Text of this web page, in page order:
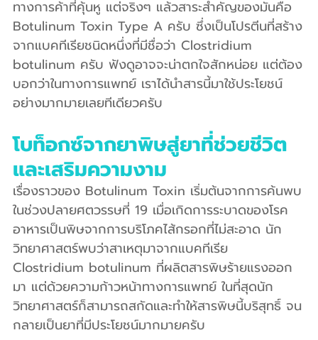
ทางการค้าที่คุ้นหู แต่จริงๆ แล้วสาระสำคัญของมันคือ
Botulinum Toxin Type A ครับ ซึ่งเป็นโปรตีนที่สร้าง
จากแบคทีเรียชนิดหนึ่งที่มีชื่อว่า Clostridium
botulinum ครับ ฟังดูอาจจะน่าตกใจสักหน่อย แต่ต้อง
บอกว่าในทางการแพทย์ เราได้นำสารนี้มาใช้ประโยชน์
อย่างมากมายเลยทีเดียวครับ
โบท็อกซ์จากยาพิษสู่ยาที่ช่วยชีวิต
และเสริมความงาม
เรื่องราวของ Botulinum Toxin เริ่มต้นจากการค้นพบ
ในช่วงปลายศตวรรษที่ 19 เมื่อเกิดการระบาดของโรค
อาหารเป็นพิษจากการบริโภคไส้กรอกที่ไม่สะอาด นัก
วิทยาศาสตร์พบว่าสาเหตุมาจากแบคทีเรีย
Clostridium botulinum ที่ผลิตสารพิษร้ายแรงออก
มา แต่ด้วยความก้าวหน้าทางการแพทย์ ในที่สุดนัก
วิทยาศาสตร์ก็สามารถสกัดและทำให้สารพิษนี้บริสุทธิ์ จน
กลายเป็นยาที่มีประโยชน์มากมายครับ